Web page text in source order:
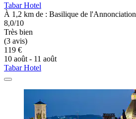
Tabar Hotel
À 1,2 km de : Basilique de l'Annonciation
8,0/10
Très bien
(3 avis)
119 €
10 août - 11 août
Tabar Hotel